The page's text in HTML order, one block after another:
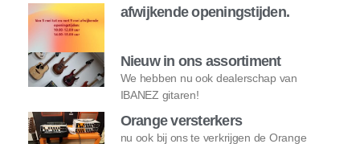
afwijkende openingstijden.
Nieuw in ons assortiment
We hebben nu ook dealerschap van
IBANEZ gitaren!
Orange versterkers
nu ook bij ons te verkrijgen de Orange